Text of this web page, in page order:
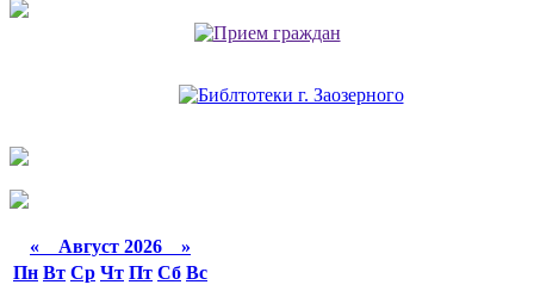
« Август 2026 »
Пн Вт Ср Чт Пт Сб Вс